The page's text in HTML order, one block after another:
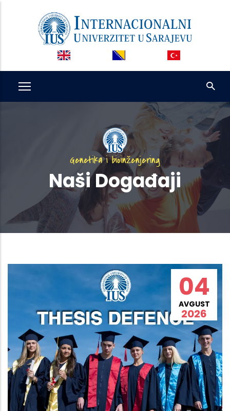
Genetika i bioinženjering
Naši Događaji
04
AVGUST
2026